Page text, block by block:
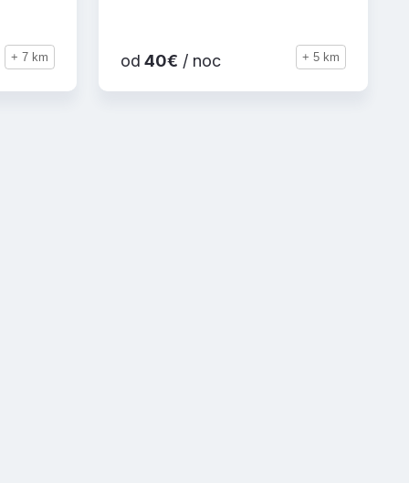
+ 7 km od 40€ / noc + 5 km